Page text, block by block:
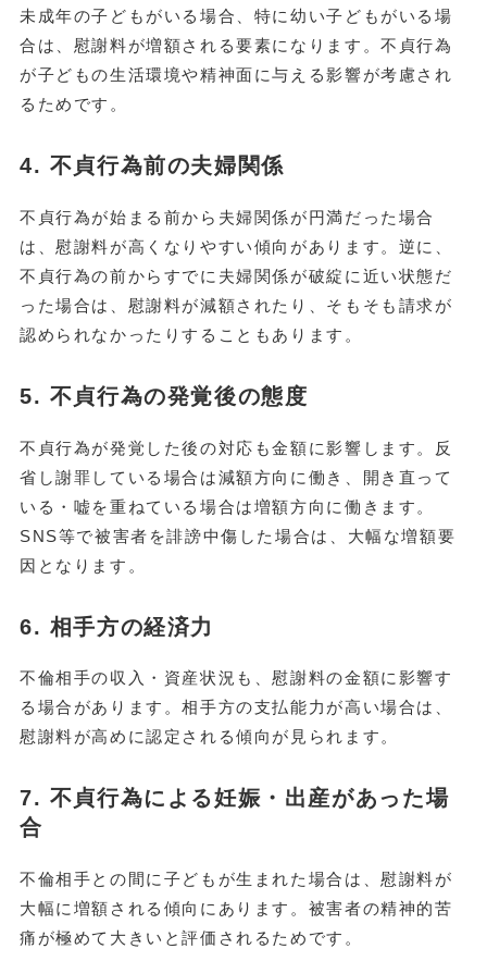
未成年の子どもがいる場合、特に幼い子どもがいる場
合は、慰謝料が増額される要素になります。不貞行為
が子どもの生活環境や精神面に与える影響が考慮され
るためです。
4. 不貞行為前の夫婦関係
不貞行為が始まる前から夫婦関係が円満だった場合
は、慰謝料が高くなりやすい傾向があります。逆に、
不貞行為の前からすでに夫婦関係が破綻に近い状態だ
った場合は、慰謝料が減額されたり、そもそも請求が
認められなかったりすることもあります。
5. 不貞行為の発覚後の態度
不貞行為が発覚した後の対応も金額に影響します。反
省し謝罪している場合は減額方向に働き、開き直って
いる・嘘を重ねている場合は増額方向に働きます。
SNS等で被害者を誹謗中傷した場合は、大幅な増額要
因となります。
6. 相手方の経済力
不倫相手の収入・資産状況も、慰謝料の金額に影響す
る場合があります。相手方の支払能力が高い場合は、
慰謝料が高めに認定される傾向が見られます。
7. 不貞行為による妊娠・出産があった場
合
不倫相手との間に子どもが生まれた場合は、慰謝料が
大幅に増額される傾向にあります。被害者の精神的苦
痛が極めて大きいと評価されるためです。